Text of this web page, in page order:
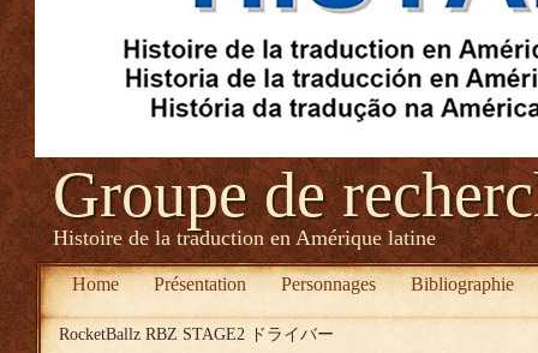
Groupe de
Histoire de la traduction en Amérique latine
Home Présentation Personnages Bibliographie
RocketBallz RBZ STAGE2 ドライバー